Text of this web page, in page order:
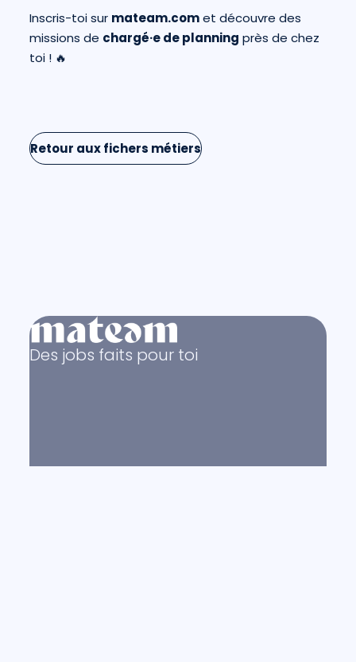
Inscris-toi sur mateam.comet découvre des
missions de chargé·e de planning près de chez
toi ! 🔥
Retour aux fichers métiers
Des jobs faits pour toi